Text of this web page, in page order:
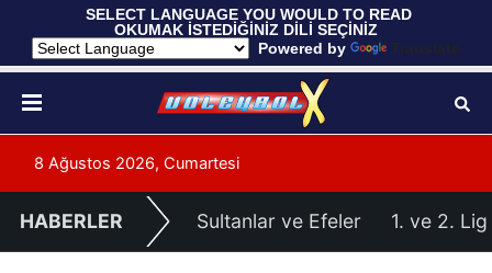
SELECT LANGUAGE YOU WOULD TO READ
OKUMAK İSTEDİĞİNİZ DİLİ SEÇİNİZ
Powered by
Translate
8 Ağustos 2026, Cumartesi
HABERLER Sultanlar ve Efeler 1. ve 2. Lig